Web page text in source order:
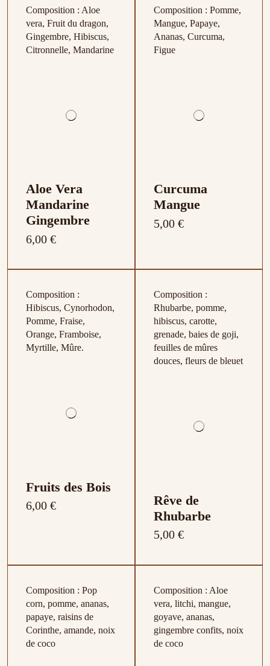
Composition : Aloe
vera, Fruit du dragon,
Gingembre, Hibiscus,
Citronnelle, Mandarine
Aloe Vera
Mandarine
Gingembre
6,00 €
Composition : Pomme,
Mangue, Papaye,
Ananas, Curcuma,
Figue
Curcuma
Mangue
5,00 €
Composition :
Hibiscus, Cynorhodon,
Pomme, Fraise,
Orange, Framboise,
Myrtille, Mûre.
Fruits des Bois
6,00 €
Composition :
Rhubarbe, pomme,
hibiscus, carotte,
grenade, baies de goji,
feuilles de mûres
douces, fleurs de bleuet
Rêve de
Rhubarbe
5,00 €
Composition : Pop
corn, pomme, ananas,
papaye, raisins de
Corinthe, amande, noix
de coco
Composition : Aloe
vera, litchi, mangue,
goyave, ananas,
gingembre confits, noix
de coco